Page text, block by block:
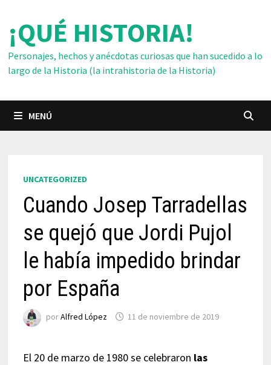
contenido
¡QUÉ HISTORIA!
Personajes, hechos y anécdotas curiosas que han sucedido a lo
largo de la Historia (la intrahistoria de la Historia)
MENÚ
UNCATEGORIZED
Cuando Josep Tarradellas
se quejó que Jordi Pujol
le había impedido brindar
por España
porAlfred López 11 de noviembre de 2019
El 20 de marzo de 1980 se celebraron las